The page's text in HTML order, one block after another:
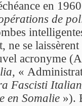
en
de
ne se
acronyme
, «
Fascisti
en Somalie »).